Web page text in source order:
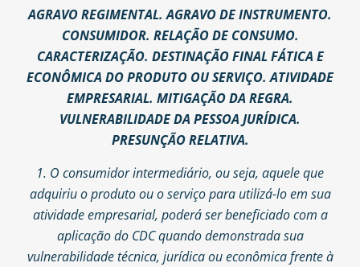
AGRAVO REGIMENTAL. AGRAVO DE INSTRUMENTO.
CONSUMIDOR. RELAÇÃO DE CONSUMO.
CARACTERIZAÇÃO. DESTINAÇÃO FINAL FÁTICA E
ECONÔMICA DO PRODUTO OU SERVIÇO. ATIVIDADE
EMPRESARIAL. MITIGAÇÃO DA REGRA.
VULNERABILIDADE DA PESSOA JURÍDICA.
PRESUNÇÃO RELATIVA.
1. O consumidor intermediário, ou seja, aquele que
adquiriu o produto ou o serviço para utilizá-lo em sua
atividade empresarial, poderá ser beneficiado com a
aplicação do CDC quando demonstrada sua
vulnerabilidade técnica, jurídica ou econômica frente à